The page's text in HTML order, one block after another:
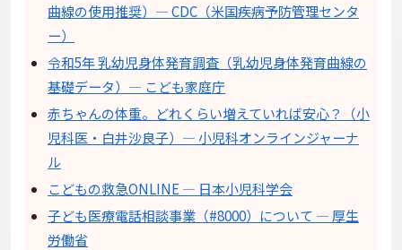
曲線の使用推奨）— CDC（米国疾病予防管理センタ
ー）
令和5年 乳幼児身体発育調査（乳幼児身体発育曲線の
基礎データ）— こども家庭庁
赤ちゃんの体重。どれくらい増えていれば安心？（小
児科医・白井沙良子）— 小児科オンラインジャーナ
ル
こどもの救急ONLINE — 日本小児科学会
子ども医療電話相談事業（#8000）について — 厚生
労働省